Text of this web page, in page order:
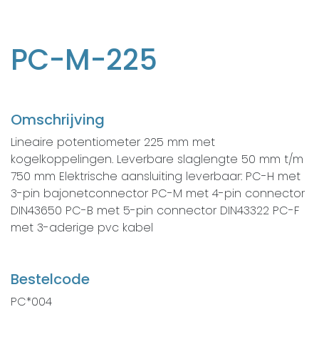
PC-M-225
Omschrijving
Lineaire potentiometer 225 mm met
kogelkoppelingen. Leverbare slaglengte 50 mm t/m
750 mm Elektrische aansluiting leverbaar: PC-H met
3-pin bajonetconnector PC-M met 4-pin connector
DIN43650 PC-B met 5-pin connector DIN43322 PC-F
met 3-aderige pvc kabel
Bestelcode
PC*004